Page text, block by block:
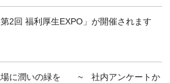
2回 福利厚生EXPO」が開催されます
場に潤いの緑を ~ 社内アンケートか